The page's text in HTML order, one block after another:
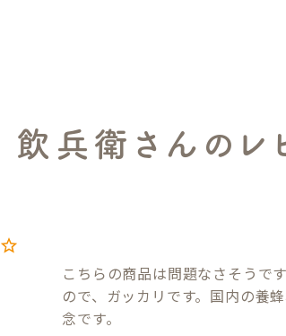
飲兵衛さんのレ
こちらの商品は問題なさそうで
ので、ガッカリです。国内の養
念です。